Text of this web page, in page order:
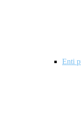
Enti